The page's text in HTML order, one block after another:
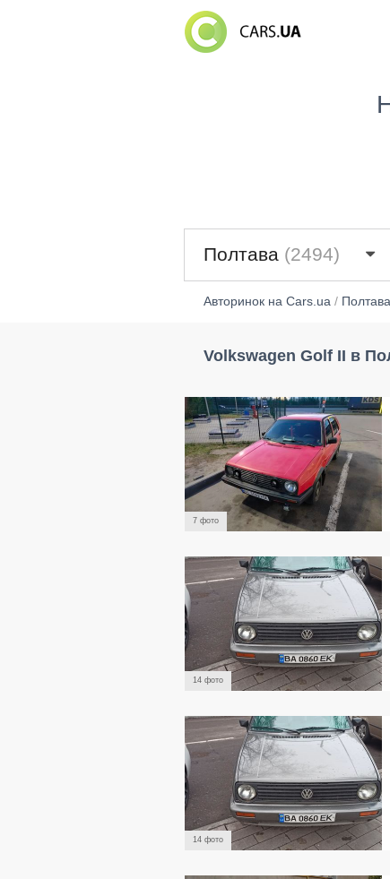
Полтава (2494)
Авторинок на Cars.ua/ Полтава
Volkswagen Golf II в
7 фото
14 фото
14 фото